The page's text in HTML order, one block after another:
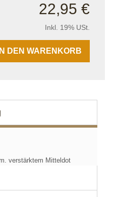
22,95 €
Inkl. 19% USt.
IN DEN WARENKORB
verstärktem Mitteldot